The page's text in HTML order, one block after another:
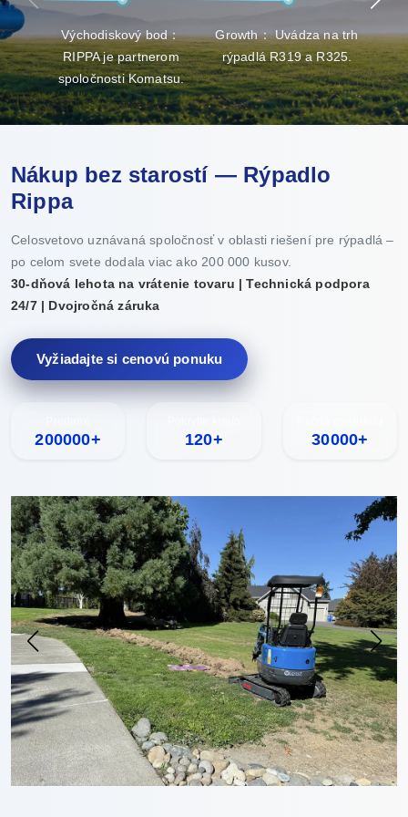
Východiskový bod：
RIPPA je partnerom
spoločnosti Komatsu.
Growth： Uvádza na trh
rýpadlá R319 a R325.
Nákup bez starostí — Rýpadlo
Rippa
Celosvetovo uznávaná spoločnosť v oblasti riešení pre rýpadlá –
po celom svete dodala viac ako 200 000 kusov.
30-dňová lehota na vrátenie tovaru | Technická podpora
24/7 | Dvojročná záruka
Vyžiadajte si cenovú ponuku
200000+ 120+ 30000+